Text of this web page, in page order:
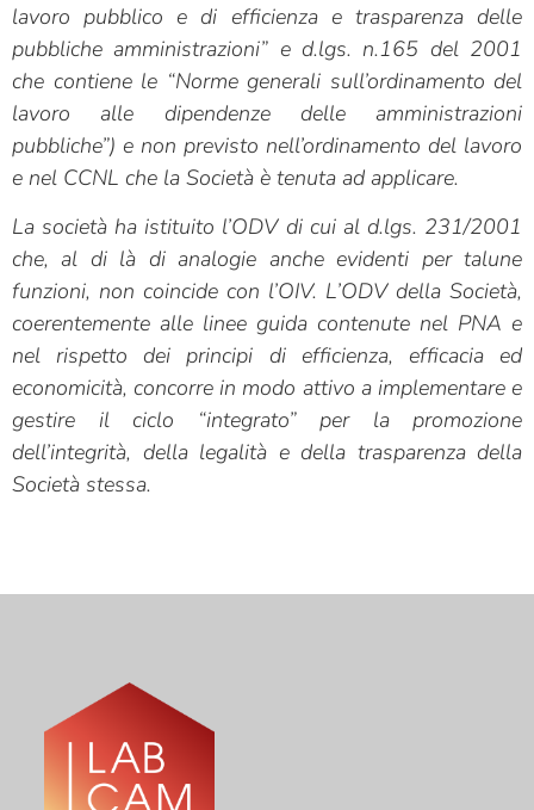
lavoro pubblico e di efficienza e trasparenza delle
pubbliche amministrazioni” e d.lgs. n.165 del 2001
che contiene le “Norme generali sull’ordinamento del
lavoro alle dipendenze delle amministrazioni
pubbliche”) e non previsto nell’ordinamento del lavoro
e nel CCNL che la Società è tenuta ad applicare.
La società ha istituito l’ODV di cui al d.lgs. 231/2001
che, al di là di analogie anche evidenti per talune
funzioni, non coincide con l’OIV. L’ODV della Società,
coerentemente alle linee guida contenute nel PNA e
nel rispetto dei principi di efficienza, efficacia ed
economicità, concorre in modo attivo a implementare e
gestire il ciclo “integrato” per la promozione
dell’integrità, della legalità e della trasparenza della
Società stessa.